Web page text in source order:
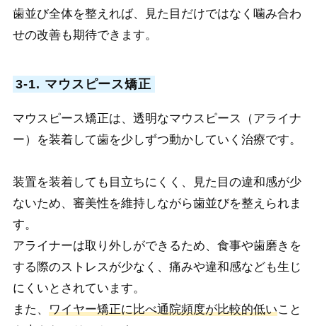
歯並び全体を整えれば、見た目だけではなく噛み合わ
せの改善も期待できます。
3-1. マウスピース矯正
マウスピース矯正は、透明なマウスピース（アライナ
ー）を装着して歯を少しずつ動かしていく治療です。
装置を装着しても目立ちにくく、見た目の違和感が少
ないため、審美性を維持しながら歯並びを整えられま
す。
アライナーは取り外しができるため、食事や歯磨きを
する際のストレスが少なく、痛みや違和感なども生じ
にくいとされています。
また、 ワイヤー矯正に比べ通院頻度が比較的低いこと